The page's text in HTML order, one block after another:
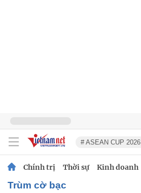
# ASEAN CUP 2026
Chính trị Thời sự Kinh doanh
trùm cờ bạc